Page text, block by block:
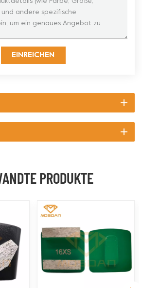
EINREICHEN
PRODUKTE